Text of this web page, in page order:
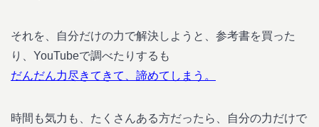
それを、自分だけの力で解決しようと、参考書を買った
り、YouTubeで調べたりするも
だんだん力尽きてきて、諦めてしまう。
時間も気力も、たくさんある方だったら、自分の力だけで